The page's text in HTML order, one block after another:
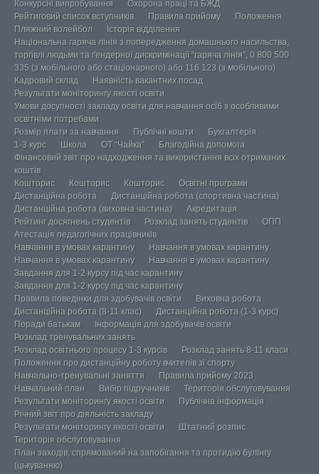
Конкурсні випробування
Охорона праці та БЖД
Рейтиговий список вступників
Правила прийому
Положення
Пляжний волейбол
Історія відділення
Національна гаряча лінія з попередження домашнього насильства,
торгівлі людьми та ґендерної дискримінації “гаряча лінія”, 0 800 500
335 (з мобільного або стаціонарного) або 116 123 (з мобільного)
Кадровий склад
Наявність вакантних посад
Результати моніторингу якості освіти
Умови досупності закладу освіти для навчання осіб з особливими
освітніми потребами
Розмір плати за навчання
Публічні кошти
Бухгалтерія
1-3 курс
Школа ОТ “Чайка”
Благодійна допомога
Фінансовий звіт про надходження та використання всіх отриманих
коштів
Кошторис
Кошторис Кошторис
Освітні програми
Дистанційна робота
Дистанційна робота (спортивна частина)
Дистанційна робота (виховна частина)
Акредитація
Рейтинг досягнень студентів
Розклад занять студентів
ОПП
Атестація педагогічних працівників
Навчання в умовах карантину
Навчання в умовах карантину
Навчання в умовах карантину
Навчання в умовах карантину
Завдання для 1-2 курсу під час карантину
Завдання для 1-2 курсу під час карантину
Правила поведінки для здобувачів освіти
Виховна робота
Дистанційна робота (8-11 клас)
Дистанційна робота (1-3 курс)
Поради батькам
Інформація для здобувачів освіти
Розклад тренувальних занять
Розклад освітнього процесу 1-3 курсів
Розклад занять 8-11 класи
Положення про дистанційну роботу вчителів зі спорту
Навчально-тренувальні заняття
Правила прийому 2023
Навчальний план
Вибір підручників
Територія обслуговування
Результати моніторингу якості освіти
Публічна інформація
Річний звіт про діяльність закладу
Результати моніторингу якості освіти
Штатний розпис
Територія обслуговування
План заходів, спрямований на запобігання та протидію булінгу
(цькуванню)